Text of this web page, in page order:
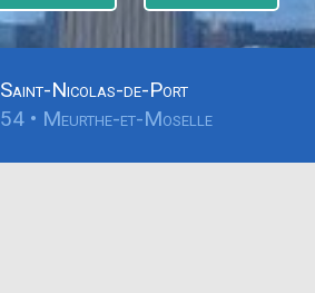
Saint-Nicolas-de-Port
54 • Meurthe-et-Moselle